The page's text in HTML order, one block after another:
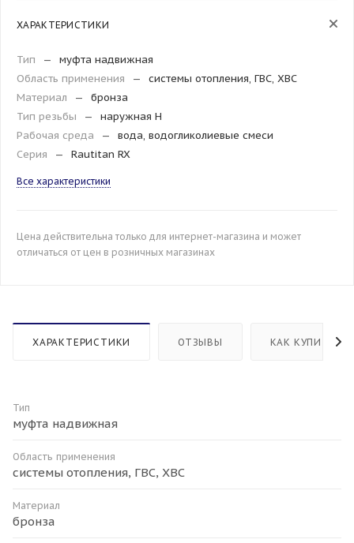
ХАРАКТЕРИСТИКИ
Тип —
муфта надвижная
Область применения
—
системы отопления, ГВС, ХВС
Материал
—
бронза
Тип резьбы
—
наружная H
Рабочая среда
—
вода, водогликолиевые смеси
Серия
— Rautitan RX
Все характеристики
Цена действительна только для интернет-магазина и может
отличаться от цен в розничных магазинах
ХАРАКТЕРИСТИКИ ОТЗЫВЫ КАК КУПИТЬ
Тип
муфта надвижная
Область применения
системы отопления, ГВС, ХВС
Материал
бронза